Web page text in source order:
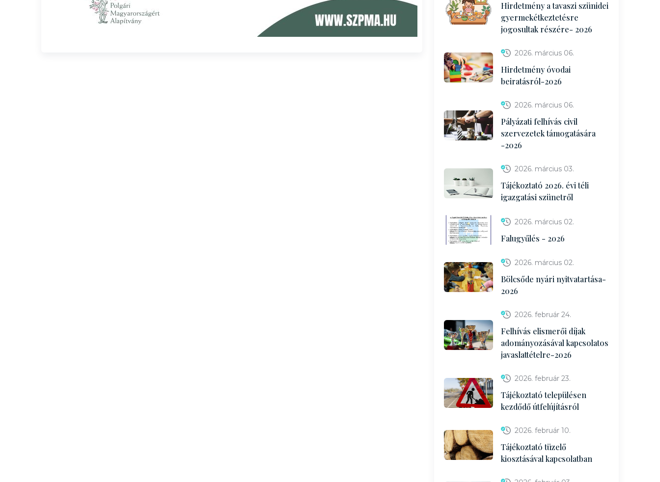
Hirdetmény a tavaszi szünidei
gyermekétkeztetésre
jogosultak részére- 2026
2026. március 06.
Hirdetmény óvodai
beiratásról-2026
2026. március 06.
Pályázati felhívás civil
szervezetek támogatására
-2026
2026. március 03.
Tájékoztató 2026. évi téli
igazgatási szünetről
2026. március 02.
Falugyűlés - 2026
2026. március 02.
Bölcsőde nyári nyitvatartása-
2026
2026. február 24.
Felhívás elismerői díjak
adományozásával kapcsolatos
javaslattételre-2026
2026. február 23.
Tájékoztató településen
kezdődő útfelújításról
2026. február 10.
Tájékoztató tüzelő
kiosztásával kapcsolatban